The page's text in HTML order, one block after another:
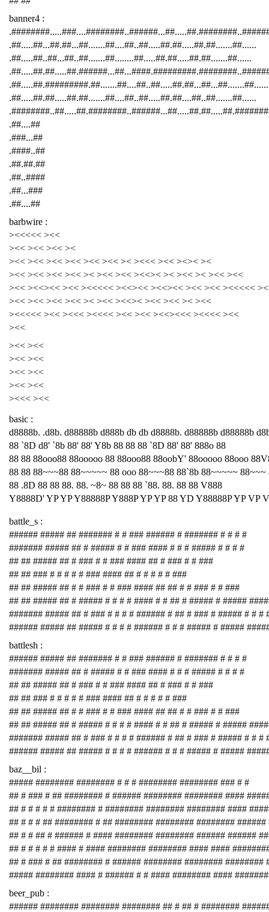
banner4 :
.##.....##...##.##...##.......##....##..##.....##.##.....##.##.......##......
.##.....##..##...##..##.......##........##.....##.##.....##.##.......##......
.##.....##.#########.##.......##....##..##.....##.##...##...##.......##......
.##.....##.##.....##.##.......##....##..##.....##.##....##..##.......##......
.##....##
.###...##
.####..##
.##.##.##
.##..####
.##...###
.##....##
barbwire :
><<<<< ><<
><< ><< ><< ><
><< ><< ><< ><< ><< ><< >< ><<< ><< ><>< ><
><< ><< ><< ><< >< ><< ><< ><<>< >< ><< >< ><< ><<
><< ><<><< ><< ><<<<< ><<><< ><<><< ><< ><< ><<<<<
><< ><< ><< ><< >< ><< ><<>< ><< ><< >< ><<
><<<<< ><< ><<< ><<<< ><< ><< ><<><<< ><<<< ><<
><<
><< ><<
><< ><<
><< ><<
><< ><<
><<< ><<
basic :
d8888b. .d8b. d88888b d888b db db d8888b. d88888b d88888b
88 `8D d8' `8b 88' 88' Y8b 88 88 88 `8D 88' 88' 888o 88
88 88 88ooo88 88ooooo 88 88ooo88 88oobY' 88ooooo 88ooo
88 88 88~~~88 88~~~~~ 88 ooo 88~~~88 88`8b 88~~~~~ 88~~~
88 .8D 88 88 88. 88. ~8~ 88 88 88 `88. 88. 88 88 V888
Y8888D' YP YP Y88888P Y888P YP YP 88 YD Y88888P YP VP
battle_s :
###### ##### ## ####### # # ### ###### # ####### # # # #
####### ##### ## # ##### # # ### #### # # # ##### # # # #
## ## ##### ## # ### # # ### #### ## # ### # # ###
## ## ### # # # # # ### #### ## # # # # # ###
## ## ##### ## # # ### # # ### #### ## ## # # ### # # ###
## ## ##### ## # ##### # # # # #### # # ## # ##### # #####
####### ##### ## # ### # # # # ###### # ## # ### # ##### # # #
###### ##### ## ##### # # # # ###### # # # ##### # #####
battlesh :
###### ##### ## ####### # # ### ###### # ####### # # # #
####### ##### ## # ##### # # ### #### # # # ##### # # # #
## ## ##### ## # ### # # ### #### ## # ### # # ###
## ## ### # # # # # ### #### ## # # # # # ###
## ## ##### ## # # ### # # ### #### ## ## # # ### # # ###
## ## ##### ## # ##### # # # # #### # # ## # ##### # #####
####### ##### ## # ### # # # # ###### # ## # ### # ##### # # #
###### ##### ## ##### # # # # ###### # # # ##### # #####
baz__bil :
##### ######## ######## # # # ######## ######## ### # #
## # ### # ## ######## # ###### ######## ######## ####
## # # # # # ######## # ######## ######## ######## ####
## # # # ## ######## # ## ######## ######## ######## ######
## # # ## # ###### # #### ######## ######## ###### ######
## # # # # # #### # #### ######## ######## #### ####
## # ### # ## ######## # ###### ######## ######## ########
##### ######## #### # ###### # # #### ######## ####
beer_pub :
###### ######## ######## ######## ## # ## # ########